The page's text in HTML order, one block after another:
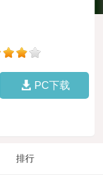
PC下载
排行